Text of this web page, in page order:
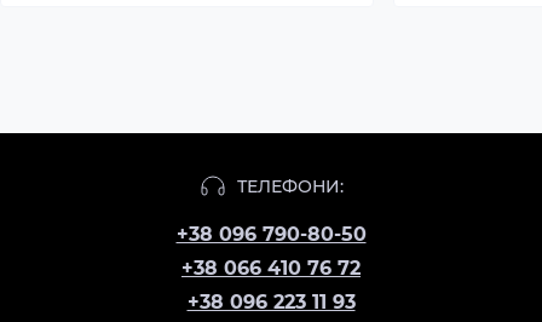
ТЕЛЕФОНИ:
+38 096 790-80-50
+38 066 410 76 72
+38 096 223 11 93